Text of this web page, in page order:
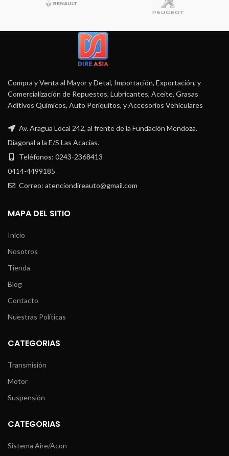
Compra y Venta al Mayor y Detal, Importación, Exportación, y
Comercialización de Repuestos, Lubricantes, Aceite, Grasas
Aditivos Químicos, Auto Periquitos, y Accesorios Vehiculares
Av. Aragua Local 242, al frente de la Fundación Mendoza.
Diagonal a la E/S Las Acacias.
Teléfonos: 0243-2368413
0414-4499185
Correo: atenciondireauto@gmail.com
MAPA DEL SITIO
Inicio
Nosotros
Tienda
Blog
Contacto
Nuestras Políticas
CATEGORIAS
Transmisión
Motor
Suspensión
CATEGORIAS
Sistema Aire/Acon